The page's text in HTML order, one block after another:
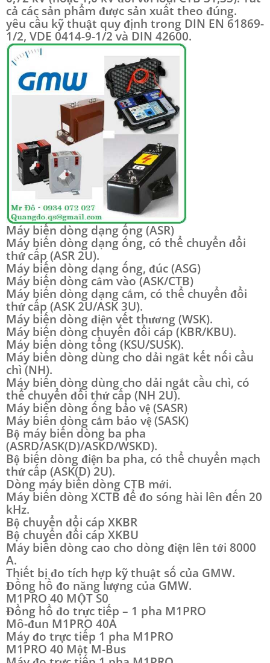
cả các sản phẩm được sản xuất theo đúng.
yêu cầu kỹ thuật quy định trong DIN EN 61869-
1/2, VDE 0414-9-1/2 và DIN 42600.
Máy biến dòng dạng ống (ASR)
Máy biến dòng dạng ống, có thể chuyển đổi
thứ cấp (ASR 2U).
Máy biến dòng dạng ống, đúc (ASG)
Máy biến dòng cắm vào (ASK/CTB)
Máy biến dòng dạng cắm, có thể chuyển đổi
thứ cấp (ASK 2U/ASK 3U).
Máy biến dòng điện vết thương (WSK).
Máy biến dòng chuyển đổi cáp (KBR/KBU).
Máy biến dòng tổng (KSU/SUSK).
Máy biến dòng dùng cho dải ngắt kết nối cầu
chì (NH).
Máy biến dòng dùng cho dải ngắt cầu chì, có
thể chuyển đổi thứ cấp (NH 2U).
Máy biến dòng ống bảo vệ (SASR)
Máy biến dòng cắm bảo vệ (SASK)
Bộ máy biến dòng ba pha
(ASRD/ASK(D)/ASKD/WSKD).
Bộ biến dòng điện ba pha, có thể chuyển mạch
thứ cấp (ASK(D) 2U).
Dòng máy biến dòng CTB mới.
Máy biến dòng XCTB để đo sóng hài lên đến 20
kHz.
Bộ chuyển đổi cáp XKBR
Bộ chuyển đổi cáp XKBU
Máy biến dòng cao cho dòng điện lên tới 8000
A.
Thiết bị đo tích hợp kỹ thuật số của GMW.
Đồng hồ đo năng lượng của GMW.
M1PRO 40 MỘT S0
Đồng hồ đo trực tiếp – 1 pha M1PRO
Mô-đun M1PRO 40A
Máy đo trực tiếp 1 pha M1PRO
M1PRO 40 Một M-Bus